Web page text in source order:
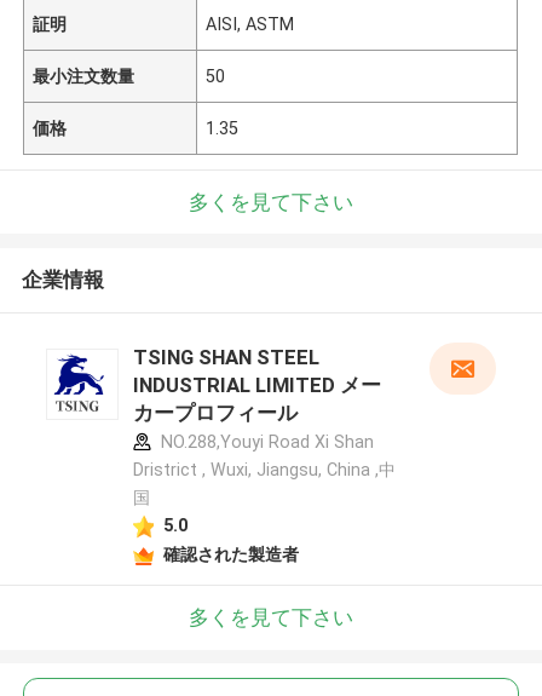
証明 AISI, ASTM
最小注文数量 50
価格 1.35
多くを見て下さい
企業情報
TSING SHAN STEEL
INDUSTRIAL LIMITED メー
カープロフィール
NO.288,Youyi Road Xi Shan
Dristrict , Wuxi, Jiangsu, China ,中
国
5.0
確認された製造者
多くを見て下さい